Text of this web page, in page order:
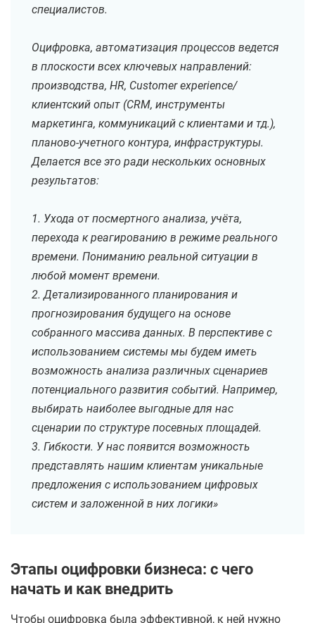
специалистов.
Оцифровка, автоматизация процессов ведется
в плоскости всех ключевых направлений:
производства, HR, Customer experience/
клиентский опыт (CRM, инструменты
маркетинга, коммуникаций с клиентами и тд.),
планово-учетного контура, инфраструктуры.
Делается все это ради нескольких основных
результатов:
1. Ухода от посмертного анализа, учёта,
перехода к реагированию в режиме реального
времени. Пониманию реальной ситуации в
любой момент времени.
2. Детализированного планирования и
прогнозирования будущего на основе
собранного массива данных. В перспективе с
использованием системы мы будем иметь
возможность анализа различных сценариев
потенциального развития событий. Например,
выбирать наиболее выгодные для нас
сценарии по структуре посевных площадей.
3. Гибкости. У нас появится возможность
представлять нашим клиентам уникальные
предложения с использованием цифровых
систем и заложенной в них логики»
Этапы оцифровки бизнеса: с чего
начать и как внедрить
Чтобы оцифровка была эффективной, к ней нужно